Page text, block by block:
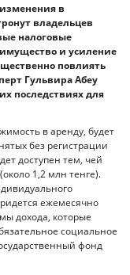
в
владельцев
налоговые
и усиление
повлиять
Гульвира Абеу
последствиях для
в аренду, будет
без регистрации
доступен тем, чей
1,2 млн тенге).
ежемесячно
дохода, которые
социальное
фонд